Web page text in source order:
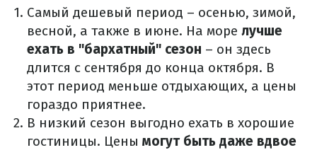
Самый дешевый период – осенью, зимой,
весной, а также в июне. На море лучше
ехать в "бархатный" сезон – он здесь
длится с сентября до конца октября. В
этот период меньше отдыхающих, а цены
гораздо приятнее.
В низкий сезон выгодно ехать в хорошие
гостиницы. Цены могут быть даже вдвое